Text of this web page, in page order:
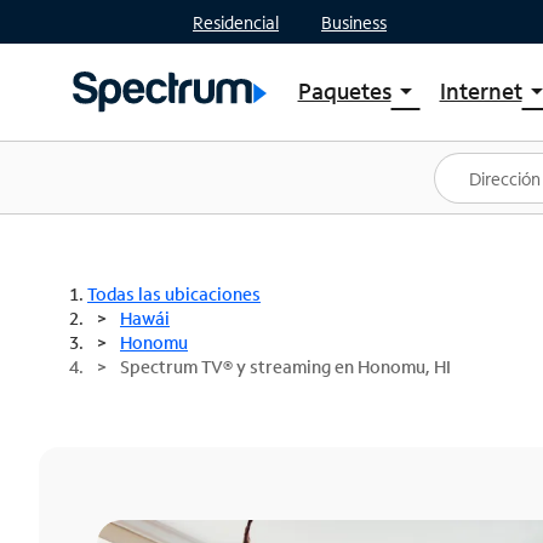
Residencial Business
Paquetesarrow_drop_down
Ver paquetes
Spectrum One
Mejores ofertas
Internetarrow_drop_down
Planes
Todas las ubicaciones
Hawái
Honomu
Spectrum TV® y streaming en Honomu, HI